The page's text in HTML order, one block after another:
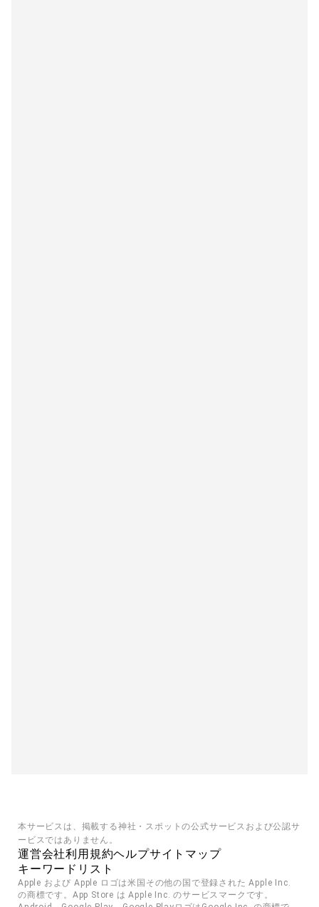
本サービスは、掲載する神社・スポットの公式サービスおよび公認サ
ービスではありません。
運営会社利用規約ヘルプサイトマップ
キーワードリスト
Apple および Apple ロゴは米国その他の国で登録された Apple Inc.
の商標です。App Store は Apple Inc. のサービスマークです。